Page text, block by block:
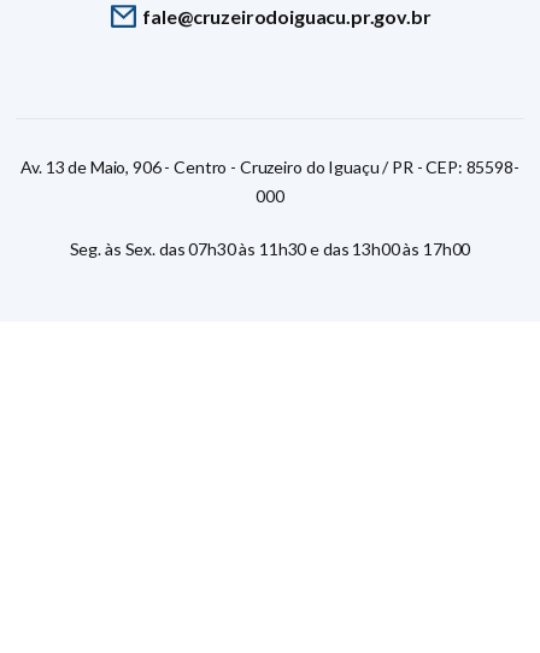
fale@cruzeirodoiguacu.pr.gov.br
Av. 13 de Maio, 906 - Centro - Cruzeiro do Iguaçu / PR - CEP: 85598-
000
Seg. às Sex. das 07h30 às 11h30 e das 13h00 às 17h00